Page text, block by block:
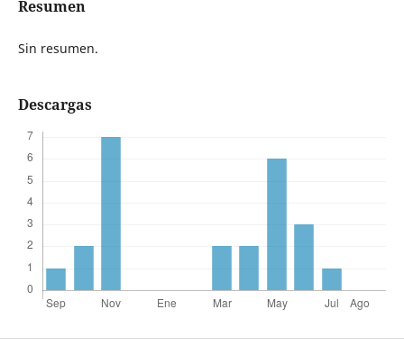
Resumen
Sin resumen.
Descargas